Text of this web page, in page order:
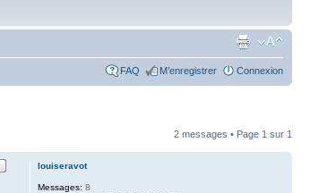
FAQ M’enregistrer Connexion
2 messages • Page 1 sur 1
louiseravot
Messages: 8